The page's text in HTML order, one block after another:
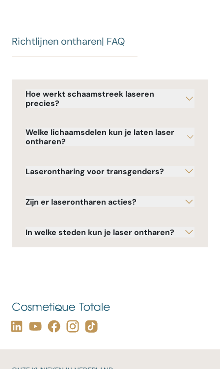
Richtlijnen ontharen| FAQ
Hoe werkt schaamstreek laseren
precies?
Welke lichaamsdelen kun je laten laser
ontharen?
Laserontharing voor transgenders?
Zijn er laserontharen acties?
In welke steden kun je laser ontharen?